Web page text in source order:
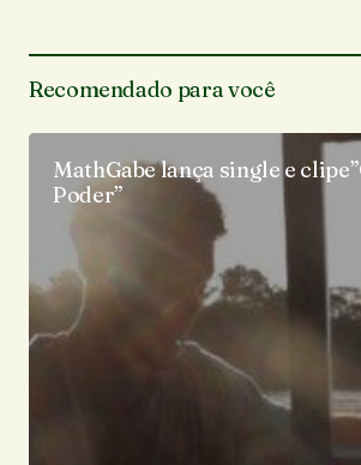
Recomendado para você
MathGabe lança single e
Poder”